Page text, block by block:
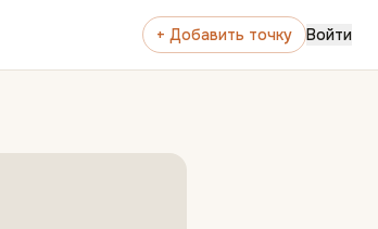
+ Добавить точку Войти